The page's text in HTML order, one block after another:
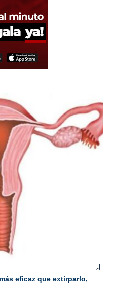
eficaz que extirparlo,